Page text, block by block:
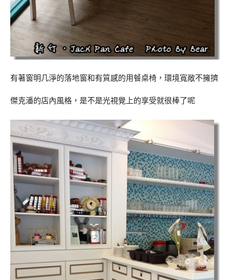
有著窗明几淨的落地窗和有質感的用餐桌椅，環境寬敞不擁擠
傑克潘的店內風格，是不是光視覺上的享受就很棒了呢